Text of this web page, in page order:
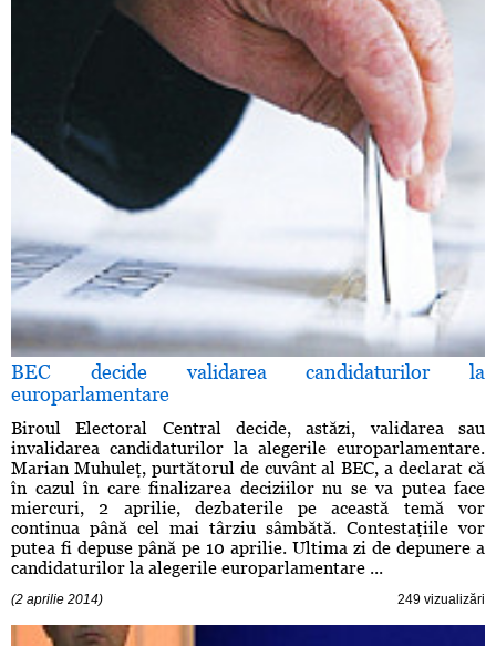
BEC decide validarea candidaturilor la
europarlamentare
Biroul Electoral Central decide, astăzi, validarea sau
invalidarea candidaturilor la alegerile europarlamentare.
Marian Muhuleţ, purtătorul de cuvânt al BEC, a declarat că
în cazul în care finalizarea deciziilor nu se va putea face
miercuri, 2 aprilie, dezbaterile pe această temă vor
continua până cel mai târziu sâmbătă. Contestaţiile vor
putea fi depuse până pe 10 aprilie. Ultima zi de depunere a
candidaturilor la alegerile europarlamentare ...
(2 aprilie 2014) 249 vizualizări